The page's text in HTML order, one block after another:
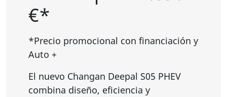
€*
*Precio promocional con financiación y
Auto +
El nuevo Changan Deepal S05 PHEV
combina diseño, eficiencia y